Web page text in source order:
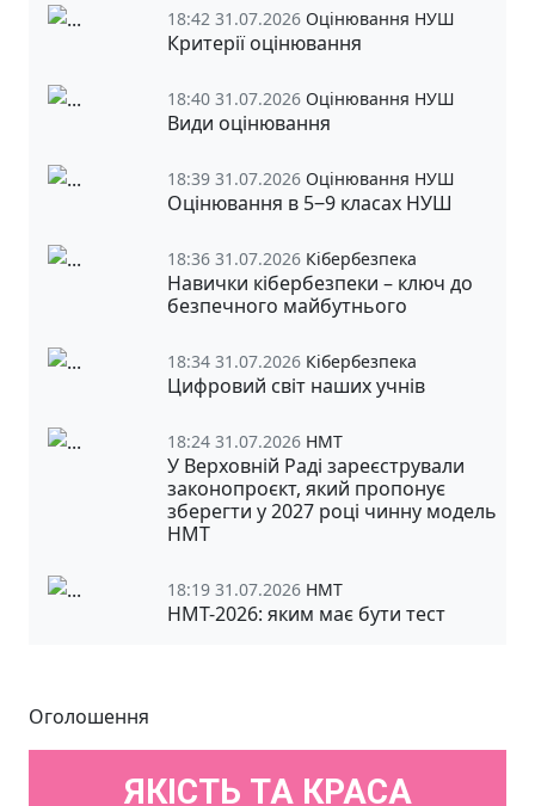
18:42 31.07.2026 Оцінювання НУШ
Критерії оцінювання
18:40 31.07.2026 Оцінювання НУШ
Види оцінювання
18:39 31.07.2026 Оцінювання НУШ
Оцінювання в 5‒9 класах НУШ
18:36 31.07.2026 Кібербезпека
Навички кібербезпеки – ключ до
безпечного майбутнього
18:34 31.07.2026 Кібербезпека
Цифровий світ наших учнів
18:24 31.07.2026 НМТ
У Верховній Раді зареєстрували
законопроєкт, який пропонує
зберегти у 2027 році чинну модель
НМТ
18:19 31.07.2026 НМТ
НМТ-2026: яким має бути тест
Оголошення
ЯКІСТЬ ТА КРАСА